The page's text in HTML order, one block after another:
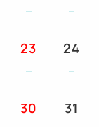
※途中出庫の
※割引後に出
※駐車場の営
23 24
30 31